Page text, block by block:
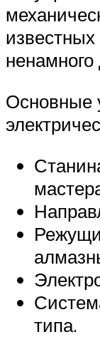
Основные
типа.